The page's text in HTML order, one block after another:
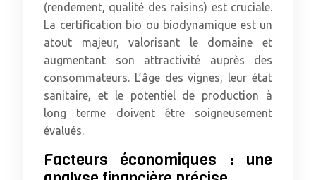
(rendement, qualité des raisins) est cruciale.
La certification bio ou biodynamique est un
atout majeur, valorisant le domaine et
augmentant son attractivité auprès des
consommateurs. L’âge des vignes, leur état
sanitaire, et le potentiel de production à
long terme doivent être soigneusement
évalués.
Facteurs économiques : une